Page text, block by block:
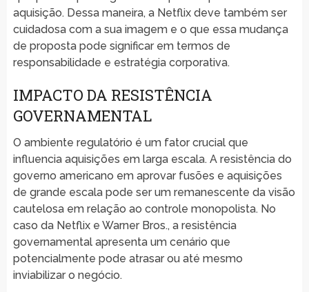
aquisição. Dessa maneira, a Netflix deve também ser
cuidadosa com a sua imagem e o que essa mudança
de proposta pode significar em termos de
responsabilidade e estratégia corporativa.
IMPACTO DA RESISTÊNCIA
GOVERNAMENTAL
O ambiente regulatório é um fator crucial que
influencia aquisições em larga escala. A resistência do
governo americano em aprovar fusões e aquisições
de grande escala pode ser um remanescente da visão
cautelosa em relação ao controle monopolista. No
caso da Netflix e Warner Bros., a resistência
governamental apresenta um cenário que
potencialmente pode atrasar ou até mesmo
inviabilizar o negócio.